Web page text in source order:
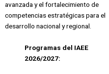
avanzada y el fortalecimiento de
competencias estratégicas para el
desarrollo nacional y regional.
Programas del IAEE
2026/2027: